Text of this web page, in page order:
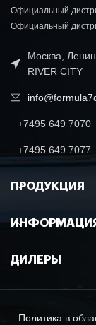
Официальный
Официальный
Москва,
RIVER CITY
+7495 649 7070
+7495 649 7077
ПРОДУКЦИЯ
ДИЛЕРЫ
Политика в